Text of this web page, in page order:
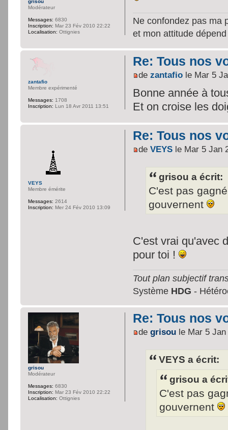
Ne confondez pas ma
et mon attitude
grisou
Modérateur
Messages: 6830
Inscription: Mar 23 Fév 2010 22:22
Localisation: Ottignies
Re: Tous nos
dezantafio le Mar 5
Bonne année à
Et on croise les
zantafio
Membre expérimenté
Messages: 1708
Inscription: Lun 18 Avr 2011 13:51
Re: Tous nos
deVEYS le Mar 5 Jan
grisou a écrit:
C'est pas
gouvernent
C'est vrai qu'avec
pour toi !
Tout plan subjectif
Système HDG -
VEYS
Membre émérite
Messages: 2614
Inscription: Mer 24 Fév 2010 13:09
Re: Tous nos
degrisou le Mar 5
VEYS a écrit:
grisou a
C'est pas
gouvernent
grisou
Modérateur
Messages: 6830
Inscription: Mar 23 Fév 2010 22:22
Localisation: Ottignies